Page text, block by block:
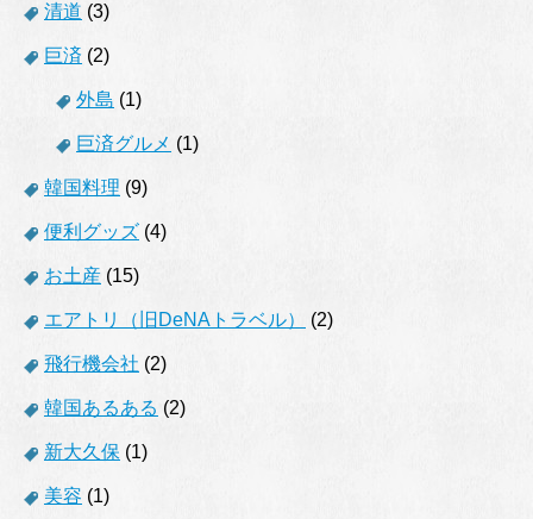
清道 (3)
巨済 (2)
外島 (1)
巨済グルメ (1)
韓国料理 (9)
便利グッズ (4)
お土産 (15)
エアトリ（旧DeNAトラベル） (2)
飛行機会社 (2)
韓国あるある (2)
新大久保 (1)
美容 (1)